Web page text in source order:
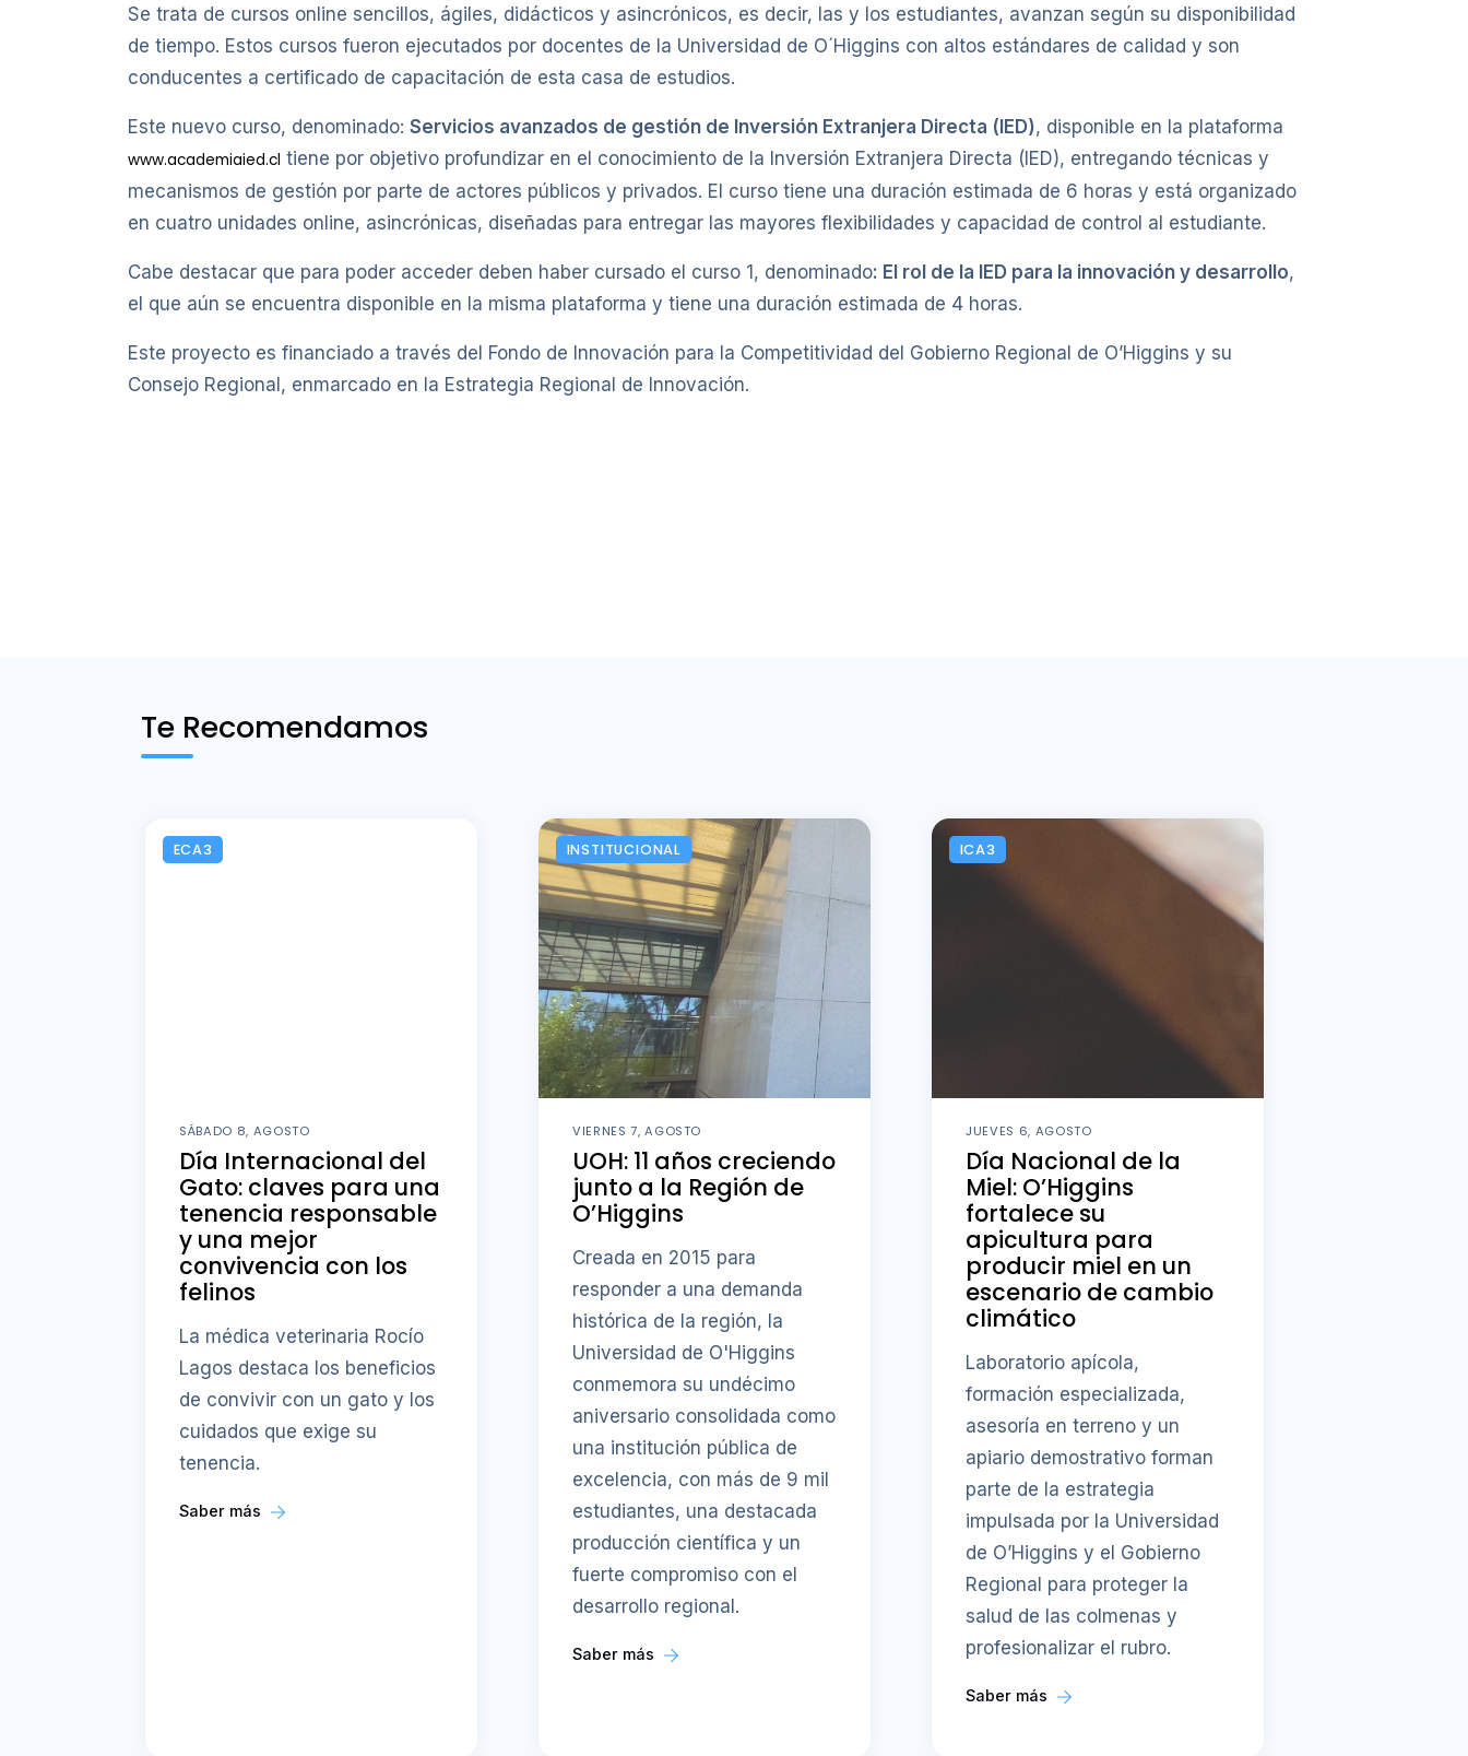
Se trata de cursos online sencillos, ágiles, didácticos y asincrónicos, es decir, las y los estudiantes, avanzan según su disponibilidad
de tiempo. Estos cursos fueron ejecutados por docentes de la Universidad de O´Higgins con altos estándares de calidad y son
conducentes a certificado de capacitación de esta casa de estudios.
Este nuevo curso, denominado: Servicios avanzados de gestión de Inversión Extranjera Directa (IED), disponible en la plataforma
www.academiaied.cl tiene por objetivo profundizar en el conocimiento de la Inversión Extranjera Directa (IED), entregando técnicas y
mecanismos de gestión por parte de actores públicos y privados. El curso tiene una duración estimada de 6 horas y está organizado
en cuatro unidades online, asincrónicas, diseñadas para entregar las mayores flexibilidades y capacidad de control al estudiante.
Cabe destacar que para poder acceder deben haber cursado el curso 1, denominado: El rol de la IED para la innovación y desarrollo,
el que aún se encuentra disponible en la misma plataforma y tiene una duración estimada de 4 horas.
Este proyecto es financiado a través del Fondo de Innovación para la Competitividad del Gobierno Regional de O’Higgins y su
Consejo Regional, enmarcado en la Estrategia Regional de Innovación.
Te Recomendamos
ECA3
SÁBADO 8, AGOSTO
Día Internacional del
Gato: claves para una
tenencia responsable
y una mejor
convivencia con los
felinos
La médica veterinaria Rocío
Lagos destaca los beneficios
de convivir con un gato y los
cuidados que exige su
tenencia.
Saber más
INSTITUCIONAL
VIERNES 7, AGOSTO
UOH: 11 años creciendo
junto a la Región de
O’Higgins
Creada en 2015 para
responder a una demanda
histórica de la región, la
Universidad de O'Higgins
conmemora su undécimo
aniversario consolidada como
una institución pública de
excelencia, con más de 9 mil
estudiantes, una destacada
producción científica y un
fuerte compromiso con el
desarrollo regional.
Saber más
ICA3
JUEVES 6, AGOSTO
Día Nacional de la
Miel: O’Higgins
fortalece su
apicultura para
producir miel en un
escenario de cambio
climático
Laboratorio apícola,
formación especializada,
asesoría en terreno y un
apiario demostrativo forman
parte de la estrategia
impulsada por la Universidad
de O’Higgins y el Gobierno
Regional para proteger la
salud de las colmenas y
profesionalizar el rubro.
Saber más